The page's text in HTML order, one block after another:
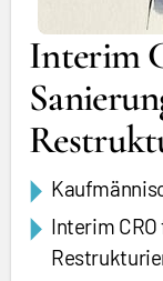
Interim
Interim